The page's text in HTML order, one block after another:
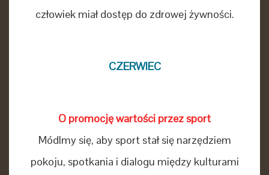
człowiek miał dostęp do zdrowej żywności.
CZERWIEC
O promocję wartości przez sport
Módlmy się, aby sport stał się narzędziem
pokoju, spotkania i dialogu między kulturami